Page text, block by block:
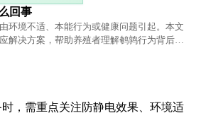
回事
环境不适、本能行为或健康问题引起。本文
解决方案，帮助养殖者理解鹌鹑行为背后的
，需重点关注防静电效果、环境适